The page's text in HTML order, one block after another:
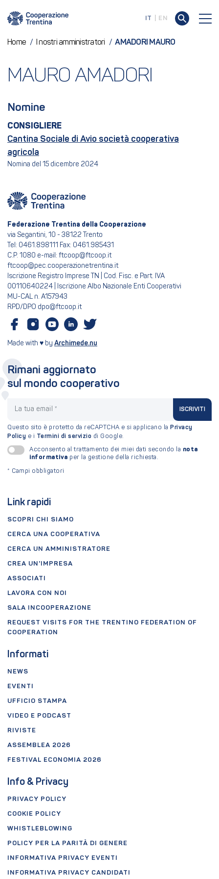
IT EN
Home / I nostri amministratori / AMADORI MAURO
MAURO AMADORI
Nomine
CONSIGLIERE
Cantina Sociale di Avio società cooperativa
agricola
Nomina del 15 dicembre 2024
Federazione Trentina della Cooperazione
via Segantini, 10 - 38122 Trento
Tel: 0461.898111 Fax: 0461.985431
C.P. 1080 e-mail: ftcoop@ftcoop.it
ftcoop@pec.cooperazionetrentina.it
Iscrizione Registro Imprese TN | Cod. Fisc. e Part. IVA
00110640224 | Iscrizione Albo Nazionale Enti Cooperativi
MU-CAL n. A157943
RPD/DPO dpo@ftcoop.it
Made with ♥ by Archimede.nu
Link rapidi
SCOPRI CHI SIAMO
CERCA UNA COOPERATIVA
CERCA UN AMMINISTRATORE
CREA UN'IMPRESA
ASSOCIATI
LAVORA CON NOI
SALA INCOOPERAZIONE
REQUEST VISITS FOR THE TRENTINO FEDERATION OF
COOPERATION
Informati
NEWS
EVENTI
UFFICIO STAMPA
VIDEO E PODCAST
RIVISTE
ASSEMBLEA 2026
FESTIVAL ECONOMIA 2026
Info & Privacy
PRIVACY POLICY
COOKIE POLICY
WHISTLEBLOWING
POLICY PER LA PARITÀ DI GENERE
INFORMATIVA PRIVACY EVENTI
INFORMATIVA PRIVACY CANDIDATI
Rimani aggiornato
sul mondo cooperativo
ISCRIVITI
Questo sito è protetto da reCAPTCHA e si applicano la Privacy
Policy e i Termini di servizio di Google.
Acconsento al trattamento dei miei dati secondo la nota
informativa per la gestione della richiesta.
* Campi obbligatori